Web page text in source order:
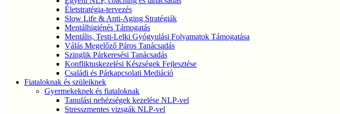
Életstratégia-tervezés
Slow Life & Anti-Aging Stratégiák
Mentálhigiénés Támogatás
Mentális, Testi-Lelki Gyógyulási Folyamatok Támogatása
Válás Megelőző Páros Tanácsadás
Szinglik Párkeresési Tanácsadás
Konfliktuskezelési Készségek Fejlesztése
Családi és Párkapcsolati Mediáció
Fiataloknak és szüleiknek
Gyermekeknek és fiataloknak
Tanulási nehézségek kezelése NLP-vel
Stresszmentes vizsgák NLP-vel